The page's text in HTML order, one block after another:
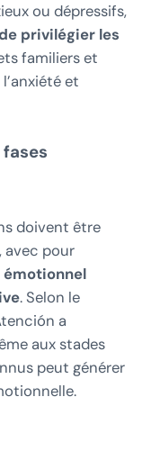
ou dépressifs,
privilégier les
familiers et
et
doivent être
avec pour
. Selon le
a
aux stades
peut générer